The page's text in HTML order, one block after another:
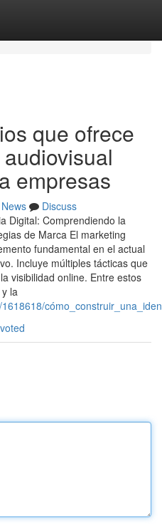
que ofrece
empresas
News
Discuss
Digital: Comprendiendo la
de Marca El marketing
fundamental en el actual
Incluye múltiples tácticas que
visibilidad online. Entre estos
la